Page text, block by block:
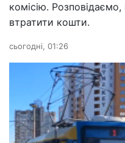
комісію.
втратити кошти.
сьогодні, 01:26